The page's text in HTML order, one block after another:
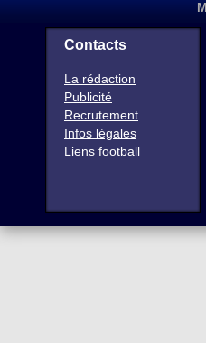
Contacts
La rédaction
Publicité
Recrutement
Infos légales
Liens football